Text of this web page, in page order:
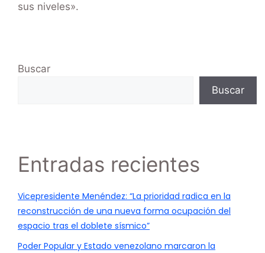
sus niveles».
Buscar
Buscar
Entradas recientes
Vicepresidente Menéndez: “La prioridad radica en la
reconstrucción de una nueva forma ocupación del
espacio tras el doblete sísmico”
Poder Popular y Estado venezolano marcaron la